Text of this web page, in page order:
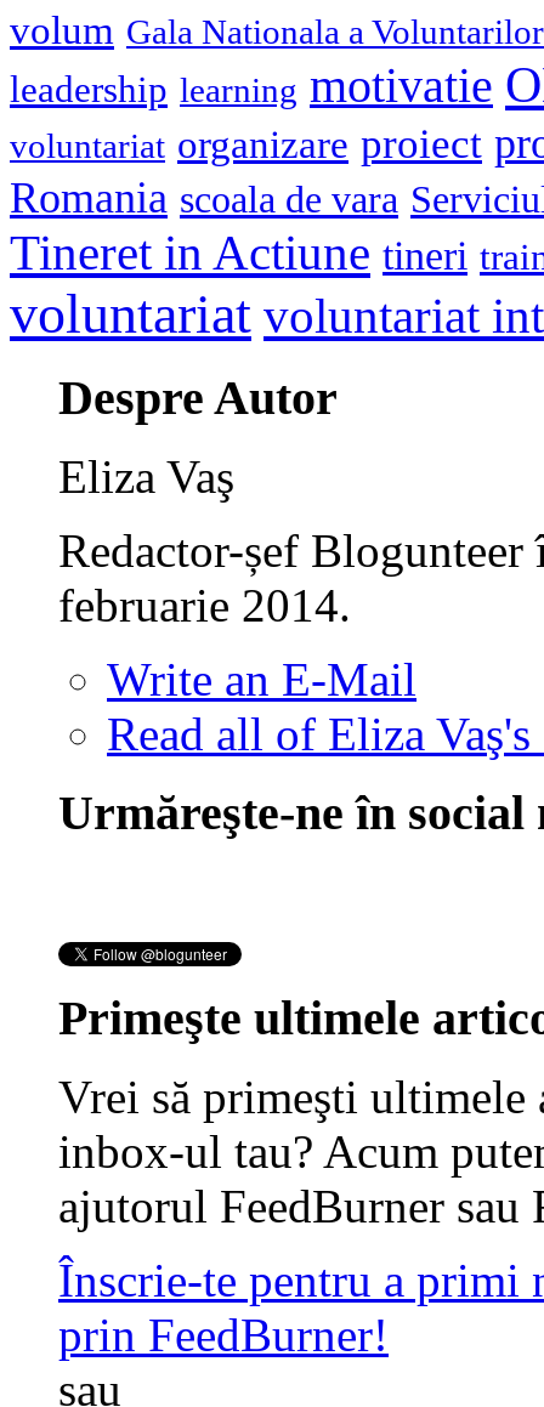
volum Gala Nationala a Voluntarilor
leadership learning motivatie
voluntariat organizare proiect
Romania scoala de vara
Tineret in Actiune tineri
voluntariat voluntariat
Despre Autor
Eliza Vaş
Redactor-șef
februarie 2014.
Write an E-Mail
Read all of Eliza Vaş's
Urmăreşte-ne în social
Primeşte ultimele
Vrei să primeşti
inbox-ul tau? Acum
ajutorul FeedBurner sau
Înscrie-te pentru a primi
prin FeedBurner!
sau